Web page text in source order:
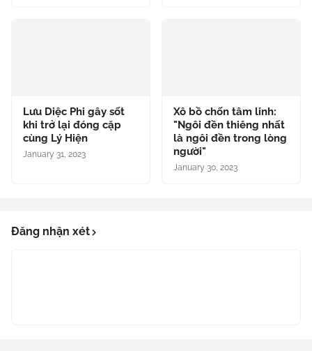
Lưu Diệc Phi gây sốt
khi trở lại đóng cặp
cùng Lý Hiện
January 31, 2023
Xô bồ chốn tâm linh:
"Ngôi đền thiêng nhất
là ngôi đền trong lòng
người"
January 30, 2023
Đăng nhận xét